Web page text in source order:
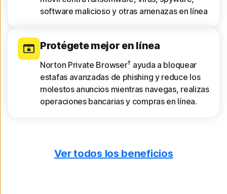
software malicioso y otras amenazas en línea
Protégete mejor en línea
Norton Private Browser† ayuda a bloquear
estafas avanzadas de phishing y reduce los
molestos anuncios mientras navegas, realizas
operaciones bancarias y compras en línea.
Solo descarga aplicaciones
Ver todos los beneficios